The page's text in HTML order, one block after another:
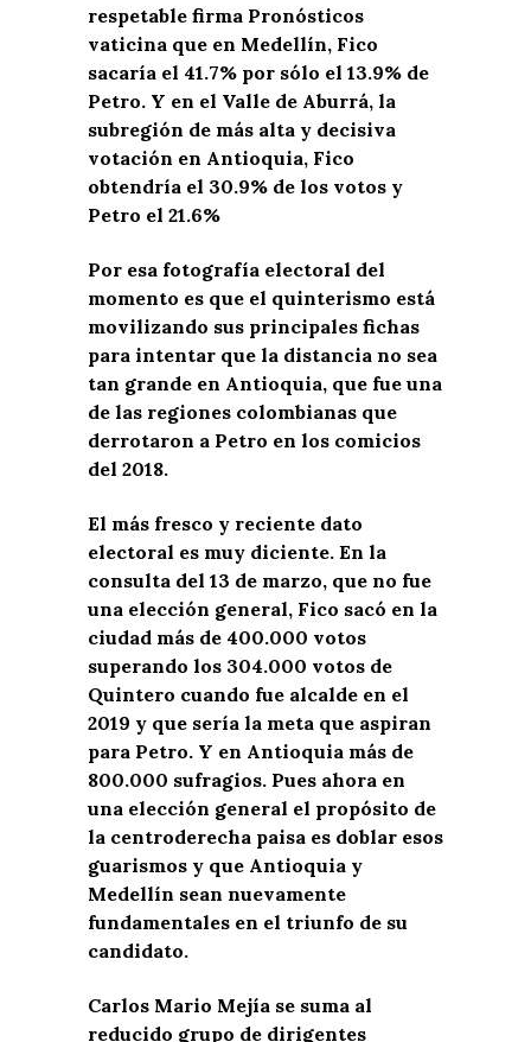
respetable firma Pronósticos
vaticina que en Medellín, Fico
sacaría el 41.7% por sólo el 13.9% de
Petro. Y en el Valle de Aburrá, la
subregión de más alta y decisiva
votación en Antioquia, Fico
obtendría el 30.9% de los votos y
Petro el 21.6%
Por esa fotografía electoral del
momento es que el quinterismo está
movilizando sus principales fichas
para intentar que la distancia no sea
tan grande en Antioquia, que fue una
de las regiones colombianas que
derrotaron a Petro en los comicios
del 2018.
El más fresco y reciente dato
electoral es muy diciente. En la
consulta del 13 de marzo, que no fue
una elección general, Fico sacó en la
ciudad más de 400.000 votos
superando los 304.000 votos de
Quintero cuando fue alcalde en el
2019 y que sería la meta que aspiran
para Petro. Y en Antioquia más de
800.000 sufragios. Pues ahora en
una elección general el propósito de
la centroderecha paisa es doblar esos
guarismos y que Antioquia y
Medellín sean nuevamente
fundamentales en el triunfo de su
candidato.
Carlos Mario Mejía se suma al
reducido grupo de dirigentes